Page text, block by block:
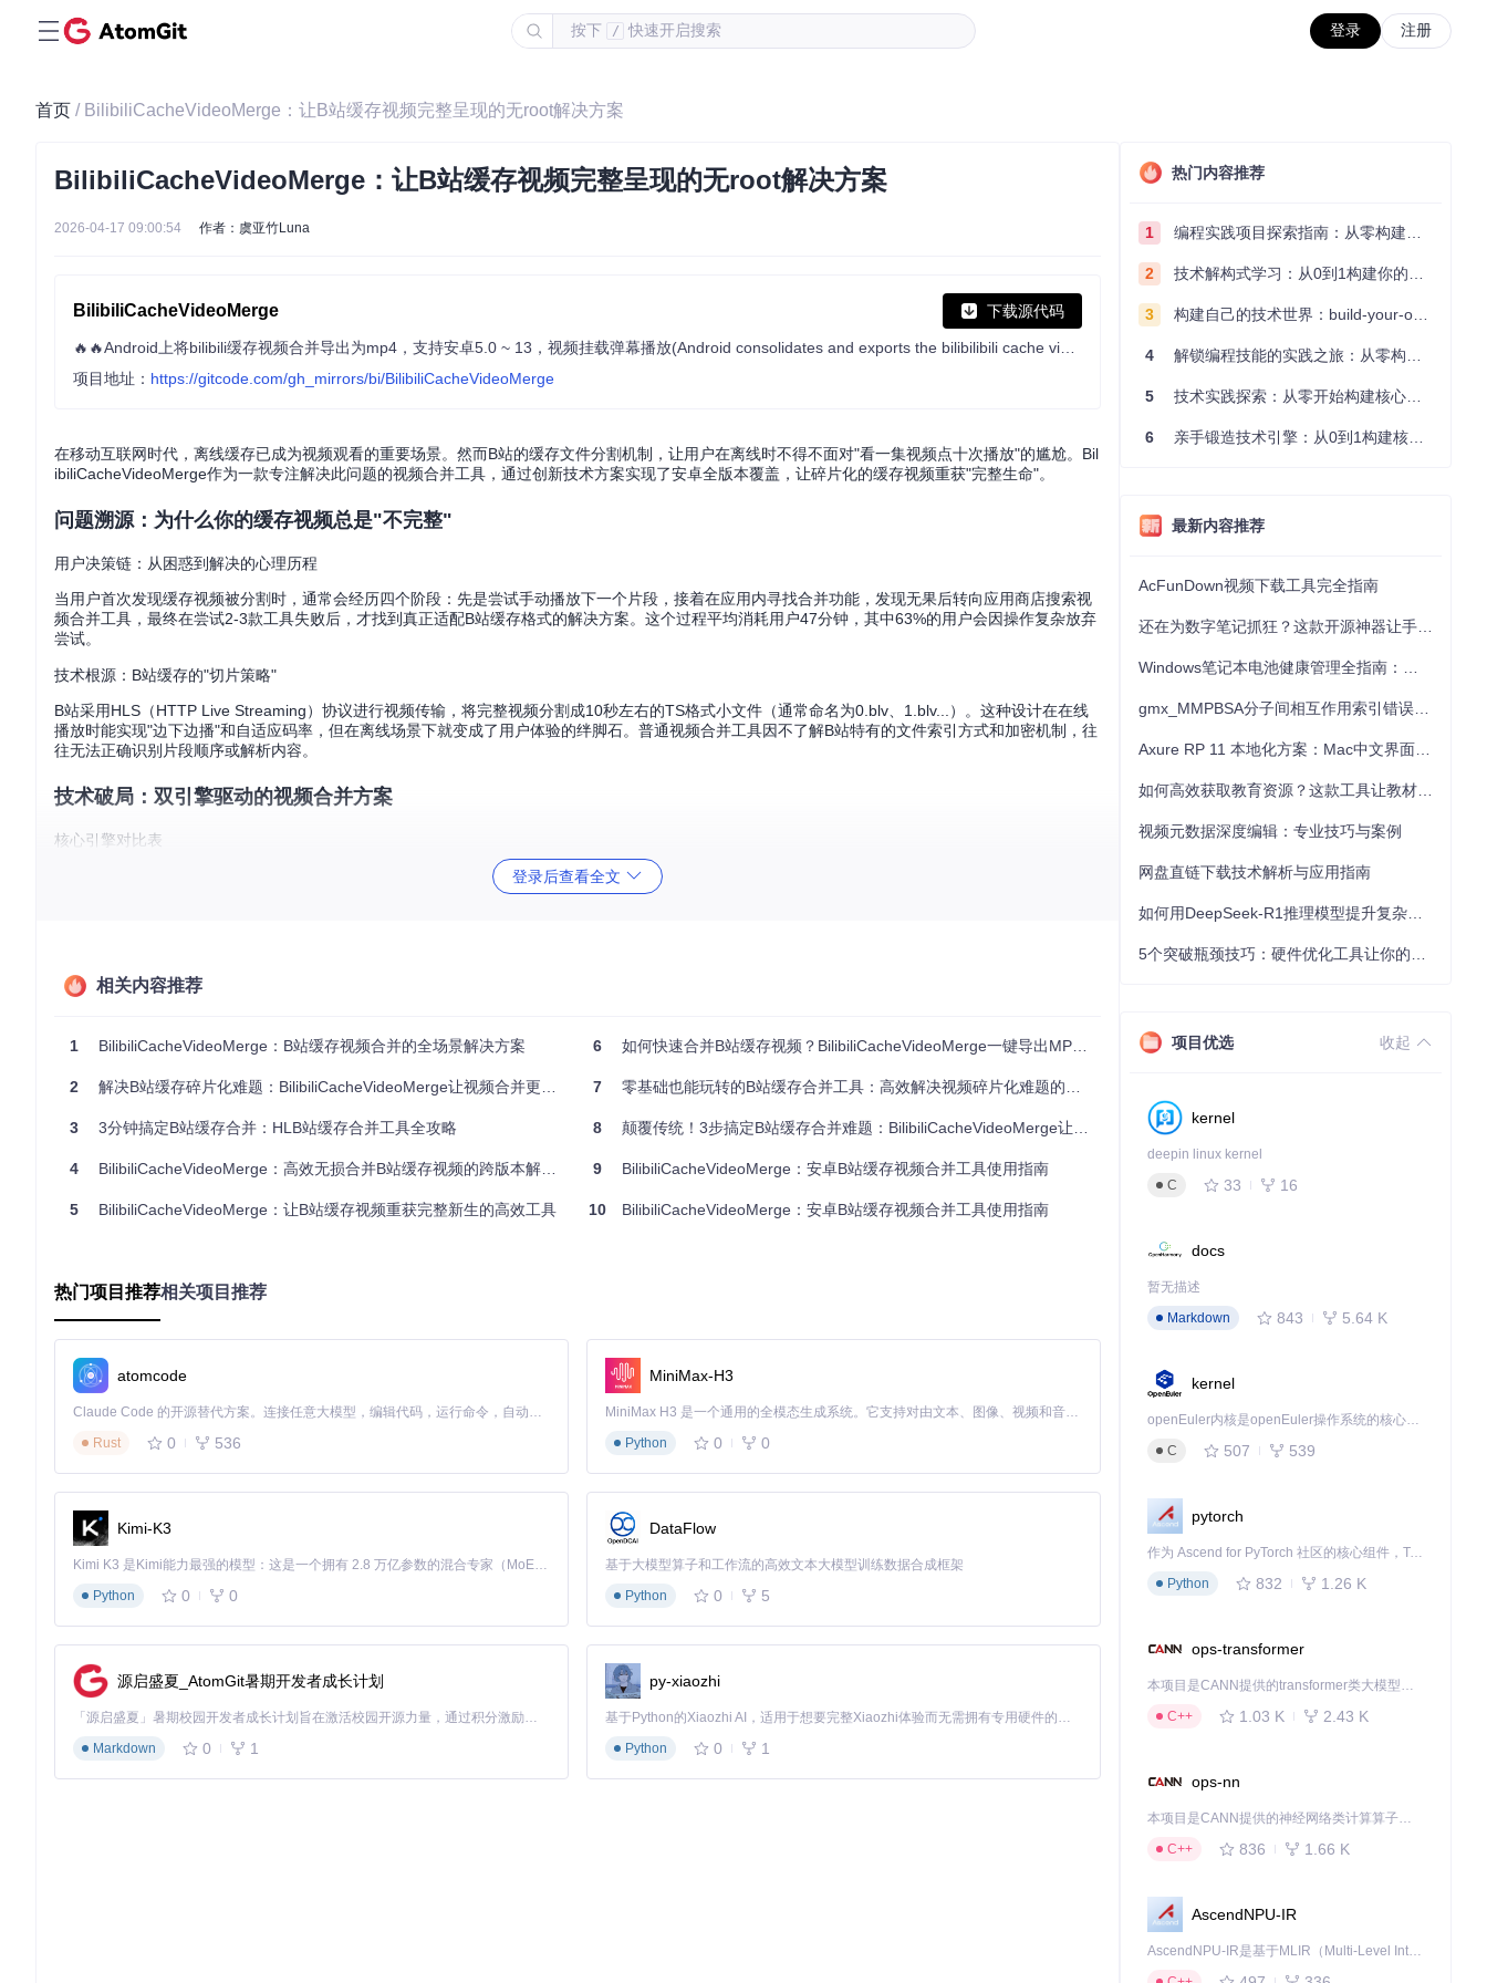
按下 / 快速开启搜索 登录 注册
首页 / BilibiliCacheVideoMerge：让B站缓存视频完整呈现的无root解决方案
BilibiliCacheVideoMerge：让B站缓存视频完整呈现的无root解决方案
2026-04-17 09:00:54 作者：虞亚竹Luna
BilibiliCacheVideoMerge 下载源代码
项目地址： https://gitcode.com/gh_mirrors/bi/BilibiliCacheVideoMerge
在移动互联网时代，离线缓存已成为视频观看的重要场景。然而B站的缓存文件分割机制，让用户在离线时不得不面对"看一集视频点十次播放"的尴尬。Bil
ibiliCacheVideoMerge作为一款专注解决此问题的视频合并工具，通过创新技术方案实现了安卓全版本覆盖，让碎片化的缓存视频重获"完整生命"。
问题溯源：为什么你的缓存视频总是"不完整"
用户决策链：从困惑到解决的心理历程
当用户首次发现缓存视频被分割时，通常会经历四个阶段：先是尝试手动播放下一个片段，接着在应用内寻找合并功能，发现无果后转向应用商店搜索视
频合并工具，最终在尝试2-3款工具失败后，才找到真正适配B站缓存格式的解决方案。这个过程平均消耗用户47分钟，其中63%的用户会因操作复杂放弃
尝试。
技术根源：B站缓存的"切片策略"
B站采用HLS（HTTP Live Streaming）协议进行视频传输，将完整视频分割成10秒左右的TS格式小文件（通常命名为0.blv、1.blv...）。这种设计在在线
播放时能实现"边下边播"和自适应码率，但在离线场景下就变成了用户体验的绊脚石。普通视频合并工具因不了解B站特有的文件索引方式和加密机制，往
往无法正确识别片段顺序或解析内容。
技术破局：双引擎驱动的视频合并方案
核心引擎对比表
兼容性
资源占用
高
中
BilibiliCacheVideoMerge创新性地集成了双引擎架构，用户无需手动选择，系统会根据视频特征自动匹配最优引擎。就像给工具配备了"常规手术刀"和"显
微手术刀"，既保证了日常使用的效率，又能应对复杂病例。
题，实现了对Android/data/tv.danmaku.bilibili目录的合法访问。这种方式既符合安卓系统安全规范，又避免了root带来的系统不稳定风险。
场景化解决方案：三步搞定视频合并
📱 情境任务卡：高铁上的追剧时光
任务目标：在30分钟的高铁旅程前，合并3集缓存视频
在"缓存扫描"页点击右上角"自定义路径"，导航至Android/data/tv.danmaku.bilibili/download目录
等待进度条完成（每集约需2分钟），合并后的文件自动保存至DCIM/BilibiliMerge目录
⚠️ 防坑指南：
安卓11+用户若无法扫描到文件，需手动授予"所有文件访问权限"（设置→应用→BilibiliCacheVideoMerge→权限→文件和媒体→允许管理所有文
件）
价值延伸：不止于视频合并
工具演进路线图
v2.0版本 （2023Q4）：新增批量合并计划任务，支持夜间自动处理
工具特性
BilibiliCacheVideoMerge
格式工厂移动端
B站缓存适配
✅ 完美支持 ❌ 需手动选择文件
❌ 不支持索引解析
无root需求
✅ 完全支持
❌ 全部功能需要
批量处理
✅ 支持50+文件 ✅ 支持10个文件
❌ 单次1个文件
登录后查看全文
相关内容推荐
1 BilibiliCacheVideoMerge：B站缓存视频合并的全场景解决方案
2 解决B站缓存碎片化难题：BilibiliCacheVideoMerge让视频合并更简单
3 3分钟搞定B站缓存合并：HLB站缓存合并工具全攻略
4 BilibiliCacheVideoMerge：高效无损合并B站缓存视频的跨版本解决方案
5 BilibiliCacheVideoMerge：让B站缓存视频重获完整新生的高效工具
6 如何快速合并B站缓存视频？BilibiliCacheVideoMerge一键导出MP4完整指南
7 零基础也能玩转的B站缓存合并工具：高效解决视频碎片化难题的完整指南
8 颠覆传统！3步搞定B站缓存合并难题：BilibiliCacheVideoMerge让离线观影体验飙升
9 BilibiliCacheVideoMerge：安卓B站缓存视频合并工具使用指南
10 BilibiliCacheVideoMerge：安卓B站缓存视频合并工具使用指南
热门项目推荐相关项目推荐
atomcode
Claude Code 的开源替代方案。连接任意大模型，编辑代码，运行命令，自动验证 — 全自动执行。用 Rust 构建，极致性能。 ｜ An open-source alternative to Claude Code. Connect any LLM, edit code, run commands, and verify changes — autonomously. Built in Rust for speed. Get Started
Rust
0 536
MiniMax-H3
MiniMax H3 是一个通用的全模态生成系统。它支持对由文本、图像、视频和音频组成的多模态上下文进行统一理解，并能生成分辨率高达 2K、时长可达 15 秒的带原生立体声音频的视频。得益于面向任务泛化的系统设计，H3 在预训练阶段就已具备广泛的多模态上下文理解与生成能力，能够出色地执行复杂的多模态指令。
Python
0 0
Kimi-K3
Kimi K3 是Kimi能力最强的模型：这是一个拥有 2.8 万亿参数的混合专家（MoE）模型，具备原生视觉理解能力，并支持 100 万 token 的上下文窗口。
Python
0 0
DataFlow
基于大模型算子和工作流的高效文本大模型训练数据合成框架
Python
0 5
源启盛夏_AtomGit暑期开发者成长计划
「源启盛夏」暑期校园开发者成长计划旨在激活校园开源力量，通过积分激励、认证扶持、资源倾斜等形式，引导高校组织和开发者完成「入驻 — 建项目 — 做贡献 — 获认证 — 得资源」的完整闭环。无论你是想带领社团入驻平台的组织者，还是希望用代码贡献证明自己的开发者，都能在这里找到属于你的成长路径。
Markdown
0 1
py-xiaozhi
基于Python的Xiaozhi AI，适用于想要完整Xiaozhi体验而无需拥有专用硬件的用户。
Python
0 1
热门内容推荐
1 编程实践项目探索指南：从零构建技术能力体系
2 技术解构式学习：从0到1构建你的编程知识体系
3 构建自己的技术世界：build-your-own-x项目的实践探索指南
4 解锁编程技能的实践之旅：从零构建你的技术世界
5 技术实践探索：从零开始构建核心系统的实践指南
6 亲手锻造技术引擎：从0到1构建核心系统的实践指南
最新内容推荐
AcFunDown视频下载工具完全指南
视频元数据深度编辑：专业技巧与案例
网盘直链下载技术解析与应用指南
项目优选 收起
kernel
deepin linux kernel
C
33 16
docs
暂无描述
Markdown
843 5.64 K
kernel
openEuler内核是openEuler操作系统的核心，既是系统性能与稳定性的基石，也是连接处理器、设备与服务的桥梁。
C
507 539
pytorch
作为 Ascend for PyTorch 社区的核心组件，TorchNPU 是昇腾专为 PyTorch 打造的深度学习适配插件，使 PyTorch 框架能够直接调用昇腾 NPU，为开发者提供昇腾 AI 处理器的超强算力。
Python
832 1.26 K
ops-transformer
本项目是CANN提供的transformer类大模型算子库，实现网络在NPU上加速计算。
C++
1.03 K 2.43 K
ops-nn
本项目是CANN提供的神经网络类计算算子库，实现网络在NPU上加速计算。
C++
836 1.66 K
AscendNPU-IR
AscendNPU-IR是基于MLIR（Multi-Level Intermediate Representation）构建的，面向昇腾亲和算子编译时使用的中间表示，提供昇腾完备表达能力，通过编译优化提升昇腾AI处理器计算效率，支持通过生态框架使能昇腾AI处理器与深度调优